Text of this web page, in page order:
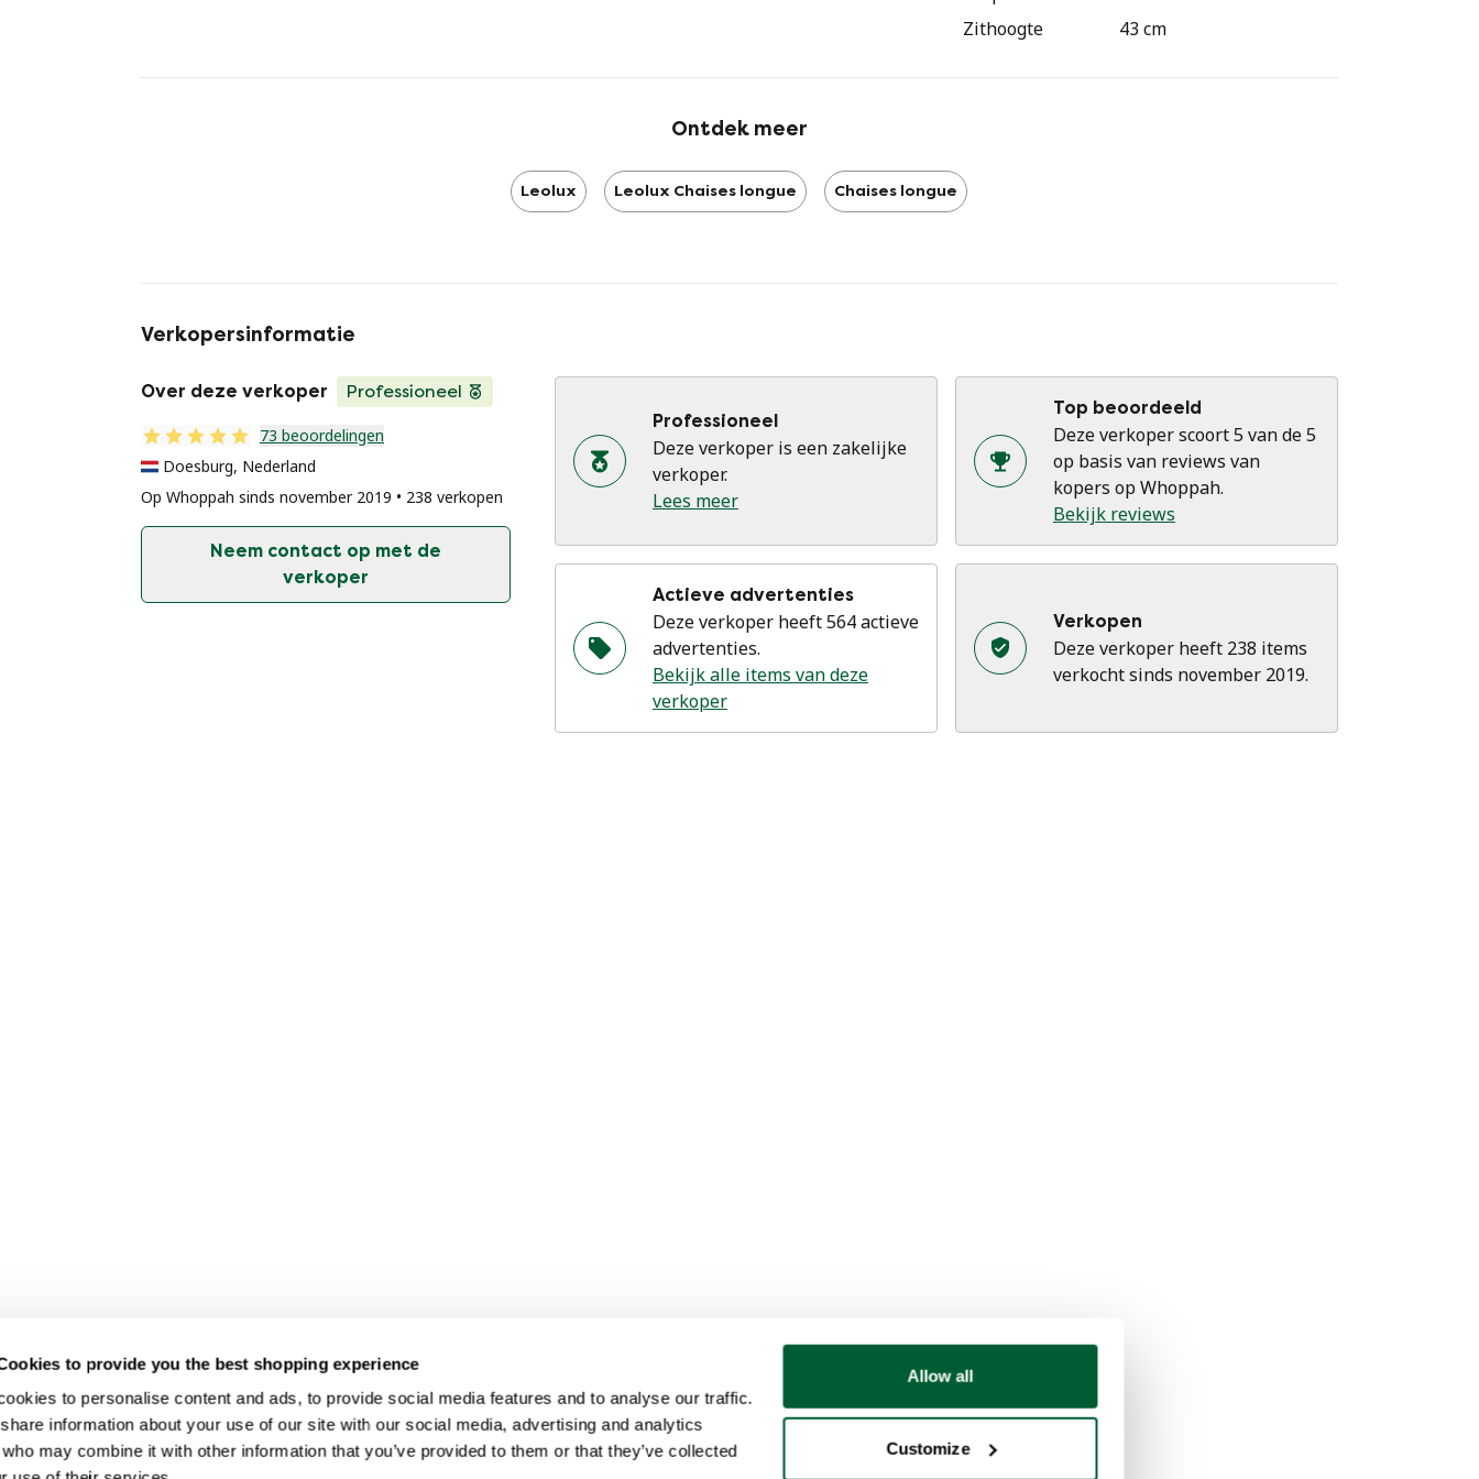
to provide you the best shopping experience
to personalise content and ads, to provide social media features and to analyse our traffic.
information about your use of our site with our social media, advertising and analytics
may combine it with other information that you’ve provided to them or that they’ve collected
Allow all
Customize
Zithoogte
43 cm
Ontdek meer
Leolux Leolux Chaises longue Chaises longue
Verkopersinformatie
Over deze verkoper Professioneel
73 beoordelingen
Doesburg, Nederland
Op Whoppah sinds november 2019 • 238 verkopen
Neem contact op met de
verkoper
Professioneel
Deze verkoper is een zakelijke
verkoper.
Lees meer
Top beoordeeld
Deze verkoper scoort 5 van de 5
op basis van reviews van
kopers op Whoppah.
Bekijk reviews
Actieve advertenties
Deze verkoper heeft 564 actieve
advertenties.
Bekijk alle items van deze
verkoper
Verkopen
Deze verkoper heeft 238 items
verkocht sinds november 2019.